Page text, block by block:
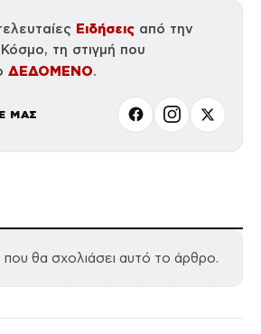
Ειδήσεις από την
τη στιγμή που
ΔΕΔΟΜΕΝΟ.
ΜΑΣ
που θα σχολιάσει αυτό το άρθρο.